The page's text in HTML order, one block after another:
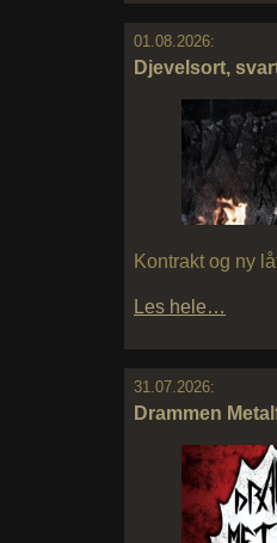
01.08.2026:
Djevelsort,
Kontrakt og ny
Les hele…
31.07.2026:
Drammen